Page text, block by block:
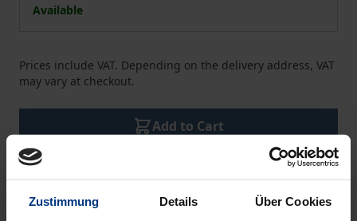
Zustimmung Details Über Cookies
Available
Prices include VAT. Depending on the delivery address, VAT
may vary at checkout.
Add to Cart
Add to Wish List